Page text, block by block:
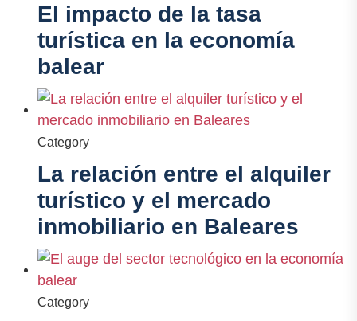
El impacto de la tasa
turística en la economía
balear
Category
La relación entre el alquiler
turístico y el mercado
inmobiliario en Baleares
Category